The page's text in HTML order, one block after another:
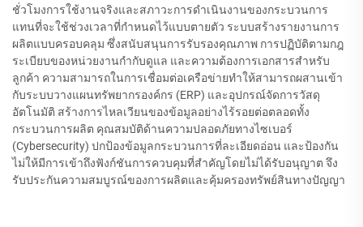
ชั่วโมงการใช้งานจริงและสภาวะการดำเนินงานของกระบวนการ
แทนที่จะใช้ช่วงเวลาที่กำหนดไว้แบบตายตัว ระบบสร้างรายงานการ
ผลิตแบบครอบคลุม ซึ่งสนับสนุนการรับรองคุณภาพ การปฏิบัติตามกฎ
ระเบียบของหน่วยงานกำกับดูแล และความต้องการเอกสารสำหรับ
ลูกค้า ความสามารถในการเชื่อมต่อเครือข่ายทำให้สามารถผสานเข้า
กับระบบวางแผนทรัพยากรองค์กร (ERP) และอุปกรณ์จัดการวัสดุ
อัตโนมัติ สร้างการไหลเวียนของข้อมูลอย่างไร้รอยต่อตลอดทั้ง
กระบวนการผลิต คุณสมบัติด้านความปลอดภัยทางไซเบอร์
(Cybersecurity) ปกป้องข้อมูลกระบวนการที่ละเอียดอ่อน และป้องกัน
ไม่ให้มีการเข้าถึงฟังก์ชันการควบคุมที่สำคัญโดยไม่ได้รับอนุญาต จึง
รับประกันความสมบูรณ์ของการผลิตและคุ้มครองทรัพย์สินทางปัญญา